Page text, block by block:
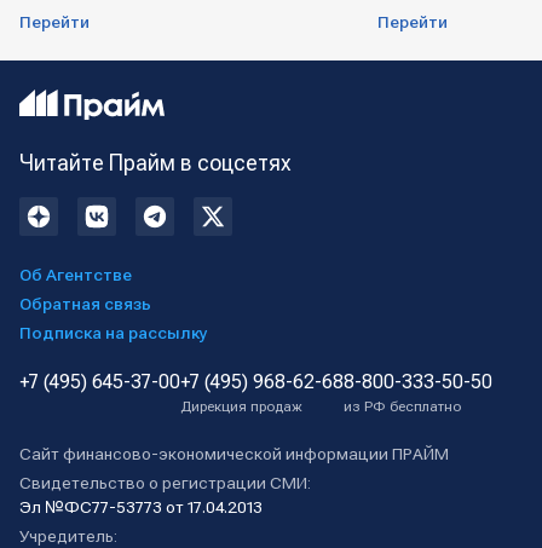
Перейти Перейти
Читайте Прайм в соцсетях
Об Агентстве
Обратная связь
Подписка на рассылку
+7 (495) 645-37-00+7 (495) 968-62-68
Дирекция продаж
8-800-333-50-50
из РФ бесплатно
Сайт финансово-экономической информации ПРАЙМ
Свидетельство о регистрации СМИ:
Эл №ФС77-53773 от 17.04.2013
Учредитель: